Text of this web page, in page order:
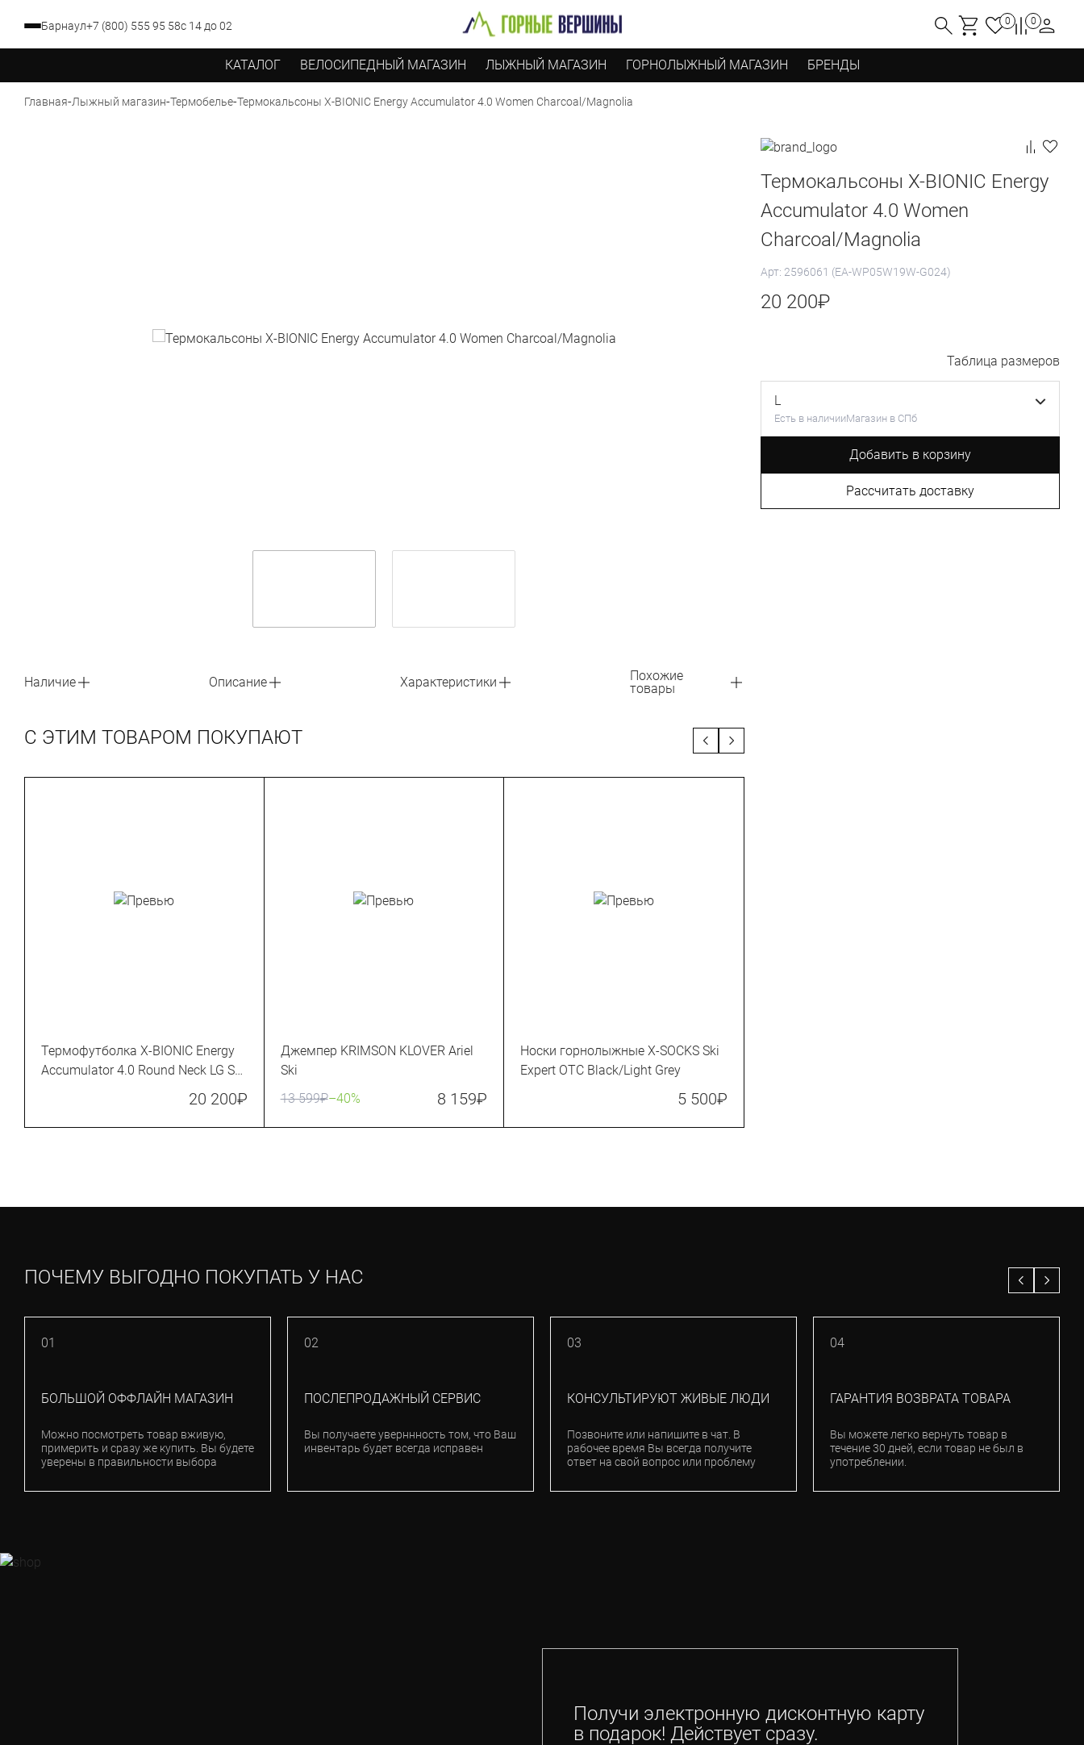
Барнаул+7 (800) 555 95 58с 14 до 02 0 0
КАТАЛОГ ВЕЛОСИПЕДНЫЙ МАГАЗИН ЛЫЖНЫЙ МАГАЗИН ГОРНОЛЫЖНЫЙ МАГАЗИН БРЕНДЫ
Главная-Лыжный магазин-Термобелье-Термокальсоны X-BIONIC Energy Accumulator 4.0 Women Charcoal/Magnolia
Термокальсоны X-BIONIC Energy
Accumulator 4.0 Women
Charcoal/Magnolia
Арт: 2596061 (EA-WP05W19W-G024)
20 200₽
Таблица размеров
L
Есть в наличииМагазин в СПб
Добавить в корзину
Рассчитать доставку
Наличие Описание Характеристики
Похожие
товары
С ЭТИМ ТОВАРОМ ПОКУПАЮТ
Термофутболка X-BIONIC Energy
Accumulator 4.0 Round Neck LG SL
Women Charcoal/Magnolia20 200₽
Джемпер KRIMSON KLOVER Ariel
Ski
13 599₽–40% 8 159₽
Носки горнолыжные X-SOCKS Ski
Expert OTC Black/Light Grey
5 500₽
ПОЧЕМУ ВЫГОДНО ПОКУПАТЬ У НАС
01
БОЛЬШОЙ ОФФЛАЙН МАГАЗИН
Можно посмотреть товар вживую,
примерить и сразу же купить. Вы будете
уверены в правильности выбора
02
ПОСЛЕПРОДАЖНЫЙ СЕРВИС
Вы получаете уверннность том, что Ваш
инвентарь будет всегда исправен
03
КОНСУЛЬТИРУЮТ ЖИВЫЕ ЛЮДИ
Позвоните или напишите в чат. В
рабочее время Вы всегда получите
ответ на свой вопрос или проблему
04
ГАРАНТИЯ ВОЗВРАТА ТОВАРА
Вы можете легко вернуть товар в
течение 30 дней, если товар не был в
употреблении.
Получи электронную дисконтную карту
в подарок! Действует сразу.